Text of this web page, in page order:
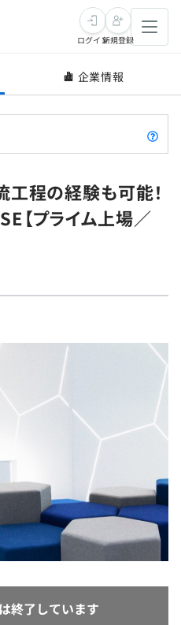
ログイン新規登録
企業情報
工程の経験も可能！
【プライム上場／
終了しています